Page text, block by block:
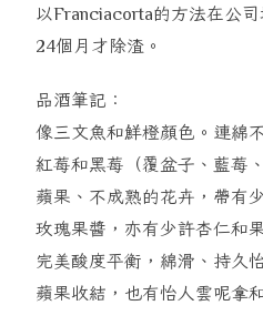
以Franciacorta的方法在公
24個月才除渣。
品酒筆記：
像三文魚和鮮橙顏色。連綿
紅莓和黑莓（覆盆子、藍莓
蘋果、不成熟的花卉，帶有
玫瑰果醬，亦有少許杏仁和
完美酸度平衡，綿滑、持久
蘋果收結，也有怡人雲呢拿